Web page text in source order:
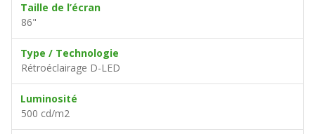
Taille de l’écran
86"
Type / Technologie
Rétroéclairage D-LED
Luminosité
500 cd/m2